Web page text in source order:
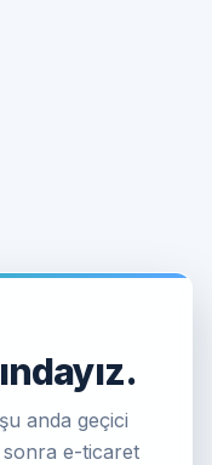
şu anda geçici
sonra e-ticaret